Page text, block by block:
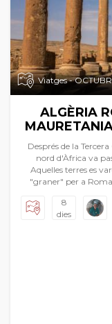
Viatges -
ALGÈRIA
Després de la
nord d'Àfrica va
Aquelles terres es
"graner" per a
Caesariensis i la
dels quals avui dia
gran novetat, el
gran país. Tindrem
l’estela de les ciutats
Massinissa, Galama,
esperen ser
8
dies